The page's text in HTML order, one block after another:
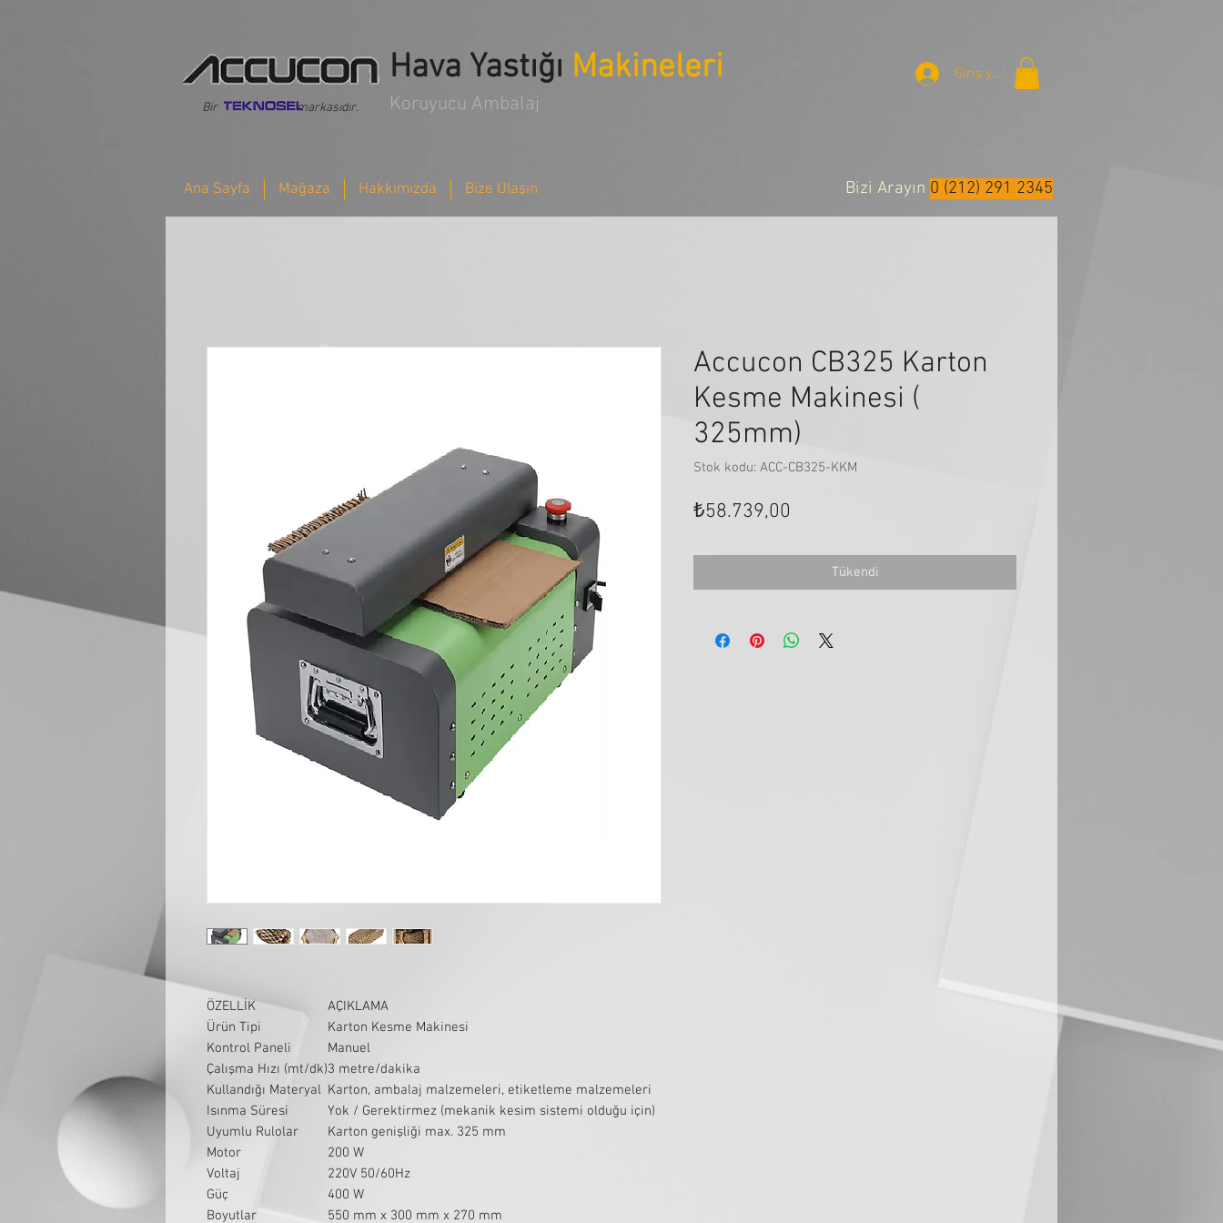
Hava Yastığı Makineleri
Koruyucu Ambalaj
Bir markasıdır.
Giriş yap
Ana Sayfa Mağaza Hakkımızda Bize Ulaşın Bizi Arayın 0 (212) 291 2345
ÖZELLİK
AÇIKLAMA
Ürün Tipi
Karton Kesme Makinesi
Kontrol Paneli
Manuel
Çalışma Hızı (mt/dk)3 metre/dakika
Kullandığı Materyal Karton, ambalaj malzemeleri, etiketleme malzemeleri
Isınma Süresi
Yok / Gerektirmez (mekanik kesim sistemi olduğu için)
Uyumlu Rulolar
Karton genişliği max. 325 mm
Motor
200 W
Voltaj
220V 50/60Hz
Güç
400 W
Boyutlar
550 mm x 300 mm x 270 mm
Accucon CB325 Karton
Kesme Makinesi (
325mm)
Stok kodu: ACC-CB325-KKM
₺58.739,00
Tükendi